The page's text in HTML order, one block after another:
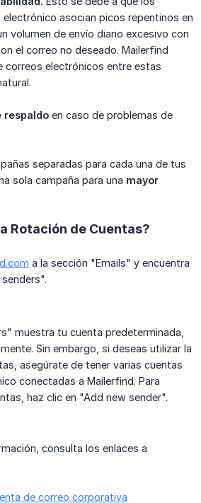
asocian picos repentinos en
volumen de envío diario excesivo con
el correo no deseado. Mailerfind
correos electrónicos entre estas
respaldo en caso de problemas de
separadas para cada una de tus
sola campaña para una mayor
Rotación de Cuentas?
a la sección "Emails" y encuentra
muestra tu cuenta predeterminada,
Sin embargo, si deseas utilizar la
asegúrate de tener varias cuentas
conectadas a Mailerfind. Para
haz clic en "Add new sender".
consulta los enlaces a
de correo corporativa